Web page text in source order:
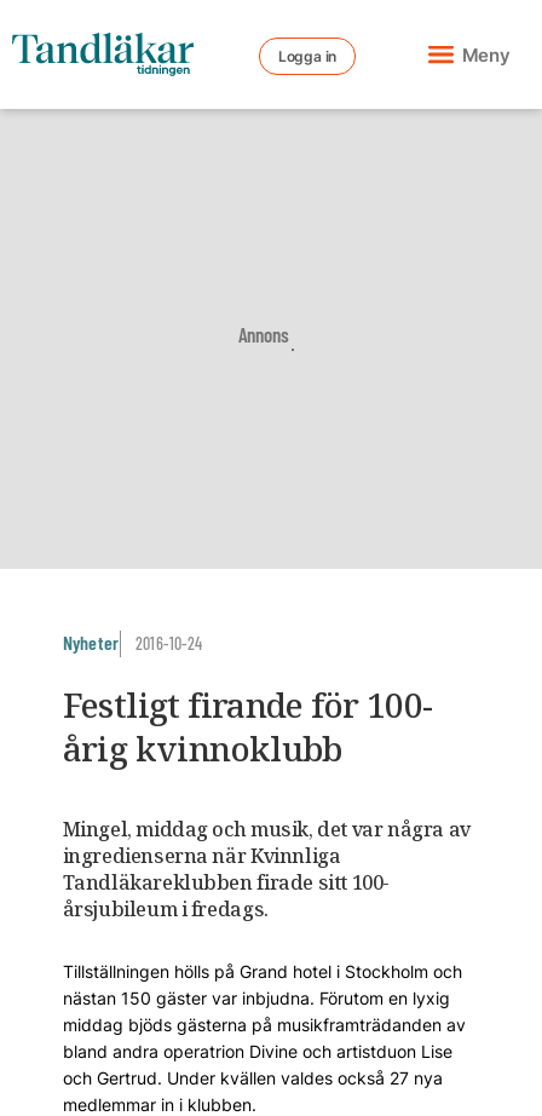
Logga in Meny
Annons
Nyheter 2016-10-24
Festligt firande för 100-
årig kvinnoklubb
Mingel, middag och musik, det var några av
ingredienserna när Kvinnliga
Tandläkareklubben firade sitt 100-
årsjubileum i fredags.
Tillställningen hölls på Grand hotel i Stockholm och
nästan 150 gäster var inbjudna. Förutom en lyxig
middag bjöds gästerna på musikframträdanden av
bland andra operatrion Divine och artistduon Lise
och Gertrud. Under kvällen valdes också 27 nya
medlemmar in i klubben.